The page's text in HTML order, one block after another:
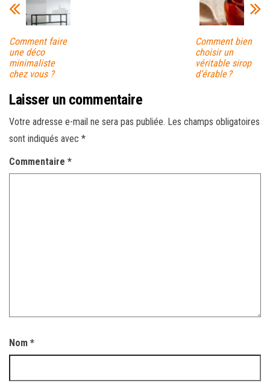
Comment faire
une déco
minimaliste
chez vous ?
Comment bien
choisir un
véritable sirop
d’érable ?
Laisser un commentaire
Votre adresse e-mail ne sera pas publiée. Les champs obligatoires
sont indiqués avec *
Commentaire *
Nom *